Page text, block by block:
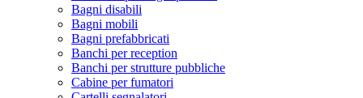
Bagni disabili
Bagni mobili
Bagni prefabbricati
Banchi per reception
Banchi per strutture pubbliche
Cabine per fumatori